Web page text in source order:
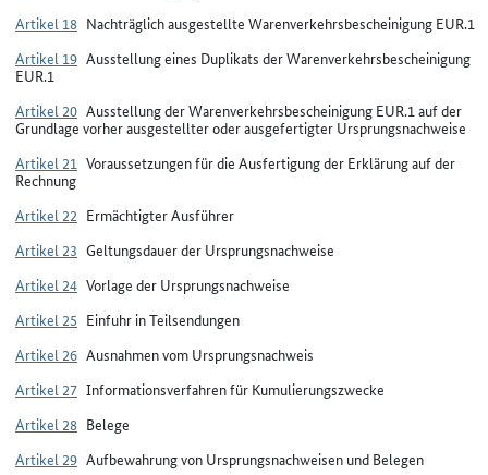
Artikel 18 Nachträglich ausgestellte Warenverkehrsbescheinigung EUR.1
Artikel 19 Ausstellung eines Duplikats der Warenverkehrsbescheinigung
EUR.1
Artikel 20 Ausstellung der Warenverkehrsbescheinigung EUR.1 auf der
Grundlage vorher ausgestellter oder ausgefertigter Ursprungsnachweise
Artikel 21 Voraussetzungen für die Ausfertigung der Erklärung auf der
Rechnung
Artikel 22 Ermächtigter Ausführer
Artikel 23 Geltungsdauer der Ursprungsnachweise
Artikel 24 Vorlage der Ursprungsnachweise
Artikel 25 Einfuhr in Teilsendungen
Artikel 26 Ausnahmen vom Ursprungsnachweis
Artikel 27 Informationsverfahren für Kumulierungszwecke
Artikel 28 Belege
Artikel 29 Aufbewahrung von Ursprungsnachweisen und Belegen